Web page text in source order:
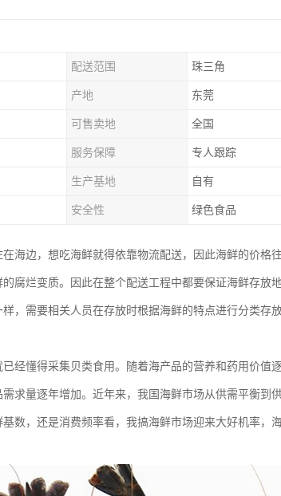
配送范围 珠三角
产地 东莞
可售卖地 全国
服务保障 专人跟踪
生产基地 自有
安全性 绿色食品
海边，想吃海鲜就得依靠物流配送，因此海鲜的价格
腐烂变质。因此在整个配送工程中都要保证海鲜存放
，需要相关人员在存放时根据海鲜的特点进行分类存
经懂得采集贝类食用。随着海产品的营养和药用价值
求量逐年增加。近年来，我国海鲜市场从供需平衡到
数，还是消费频率看，我搞海鲜市场迎来大好机率，